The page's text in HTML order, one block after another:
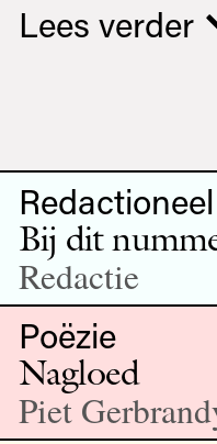
Lees verder
Redactioneel
Bij dit
Redactie
Poëzie
Nagloed
Piet